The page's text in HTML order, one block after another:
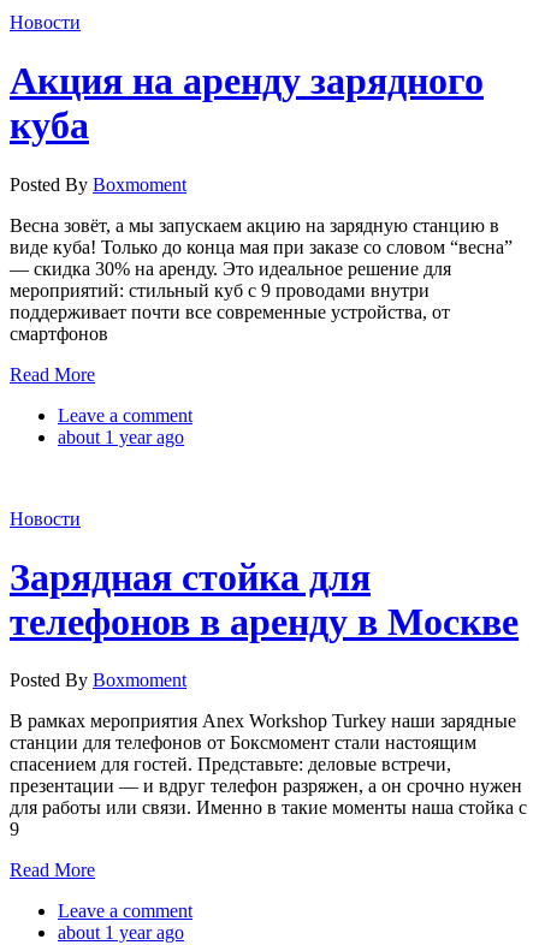
Новости
Акция на аренду зарядного
куба
Posted By Boxmoment
Весна зовёт, а мы запускаем акцию на зарядную станцию в
виде куба! Только до конца мая при заказе со словом “весна”
— скидка 30% на аренду. Это идеальное решение для
мероприятий: стильный куб с 9 проводами внутри
поддерживает почти все современные устройства, от
смартфонов
Read More
Leave a comment
about 1 year ago
Новости
Зарядная стойка для
телефонов в аренду в Москве
Posted By Boxmoment
В рамках мероприятия Anex Workshop Turkey наши зарядные
станции для телефонов от Боксмомент стали настоящим
спасением для гостей. Представьте: деловые встречи,
презентации — и вдруг телефон разряжен, а он срочно нужен
для работы или связи. Именно в такие моменты наша стойка с
9
Read More
Leave a comment
about 1 year ago